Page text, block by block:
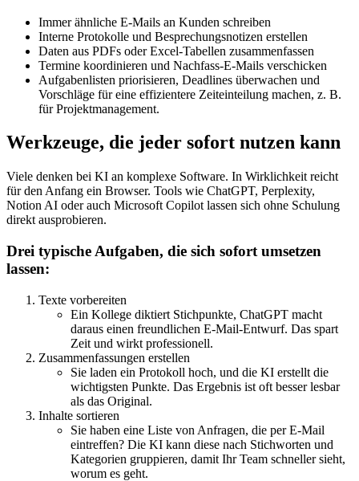
Immer ähnliche E-Mails an Kunden schreiben
Interne Protokolle und Besprechungsnotizen erstellen
Daten aus PDFs oder Excel-Tabellen zusammenfassen
Termine koordinieren und Nachfass-E-Mails verschicken
Aufgabenlisten priorisieren, Deadlines überwachen und
Vorschläge für eine effizientere Zeiteinteilung machen, z. B.
für Projektmanagement.
Werkzeuge, die jeder sofort nutzen kann
Viele denken bei KI an komplexe Software. In Wirklichkeit reicht
für den Anfang ein Browser. Tools wie ChatGPT, Perplexity,
Notion AI oder auch Microsoft Copilot lassen sich ohne Schulung
direkt ausprobieren.
Drei typische Aufgaben, die sich sofort umsetzen
lassen:
Texte vorbereiten
Ein Kollege diktiert Stichpunkte, ChatGPT macht
daraus einen freundlichen E-Mail-Entwurf. Das spart
Zeit und wirkt professionell.
Zusammenfassungen erstellen
Sie laden ein Protokoll hoch, und die KI erstellt die
wichtigsten Punkte. Das Ergebnis ist oft besser lesbar
als das Original.
Inhalte sortieren
Sie haben eine Liste von Anfragen, die per E-Mail
eintreffen? Die KI kann diese nach Stichworten und
Kategorien gruppieren, damit Ihr Team schneller sieht,
worum es geht.